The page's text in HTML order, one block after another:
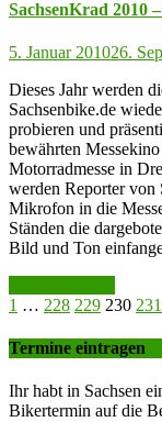
SachsenKrad 2010
5. Januar 201026.
Dieses Jahr werden
Sachsenbike.de
probieren und
bewährten
Motorradmesse in
werden Reporter von
Mikrofon in die
Ständen die
Bild und Ton
1 … 228 229 230 231
Termine eintragen
Ihr habt in Sachsen
Bikertermin auf die